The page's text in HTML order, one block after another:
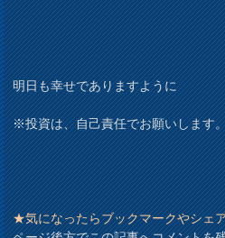
明日も幸せでありますように
※投資は、自己責任でお願いします
★気になったらブックマークやシェ